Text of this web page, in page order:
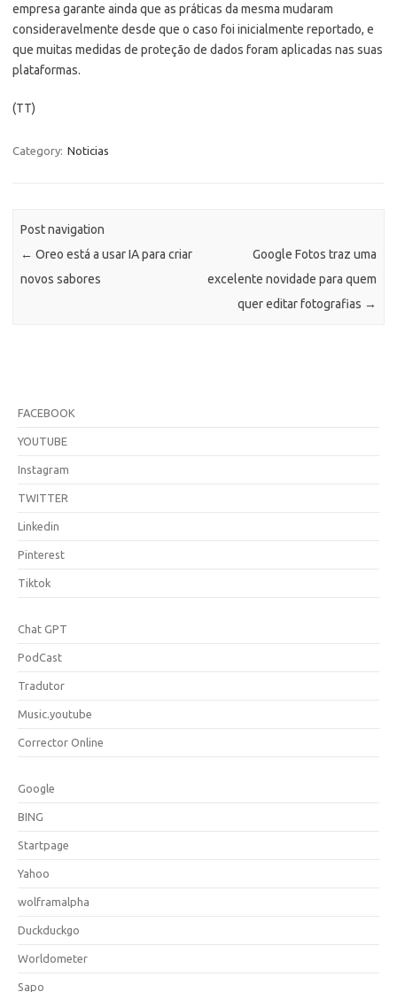
empresa garante ainda que as práticas da mesma mudaram
consideravelmente desde que o caso foi inicialmente reportado, e
que muitas medidas de proteção de dados foram aplicadas nas suas
plataformas.
(TT)
Category: Noticias
Post navigation
← Oreo está a usar IA para criar
novos sabores
Google Fotos traz uma
excelente novidade para quem
quer editar fotografias →
FACEBOOK
YOUTUBE
Instagram
TWITTER
Linkedin
Pinterest
Tiktok
Chat GPT
PodCast
Tradutor
Music.youtube
Corrector Online
Google
BING
Startpage
Yahoo
wolframalpha
Duckduckgo
Worldometer
Sapo